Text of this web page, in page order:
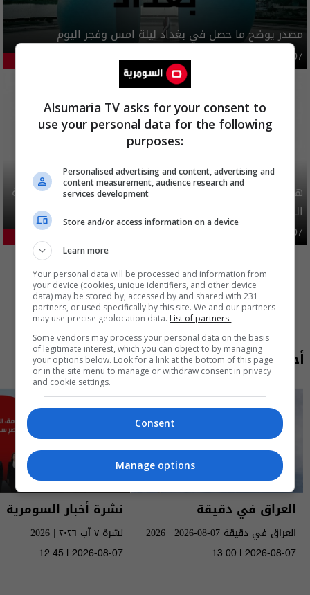
مصدر يوضح ما حصل في بغداد ليلة امس وفجر اليوم
46.73% 03:02 | 2026-08-07
هيئة الحج تصدر قرارا يخص "لم الشمل" وتعديل استمارة قرعة
الحج
محليات 06:40 | 2026-08-07
أحدث الحلقات
العراق في دقيقة
العراق في دقيقة 07-08-2026 | 2026
13:00 | 2026-08-07
نشرة أخبار السومرية
نشرة ٧ آب ٢٠٢٦ | 2026
12:45 | 2026-08-07
Alsumaria TV asks for your consent to
use your personal data for the following
purposes:
Personalised advertising and content, advertising and
content measurement, audience research and
services development
Store and/or access information on a device
Learn more
Your personal data will be processed and information from
your device (cookies, unique identifiers, and other device
data) may be stored by, accessed by and shared with 231
partners, or used specifically by this site. We and our partners
may use precise geolocation data. List of partners.
Some vendors may process your personal data on the basis
of legitimate interest, which you can object to by managing
your options below. Look for a link at the bottom of this page
or in the site menu to manage or withdraw consent in privacy
and cookie settings.
Consent
Manage options